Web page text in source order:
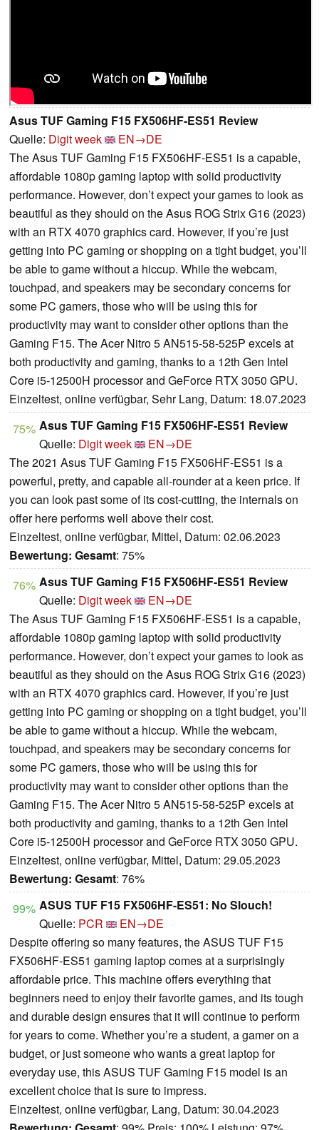
Asus TUF Gaming F15 FX506HF-ES51 Review
Quelle: Digit week
EN→DE
The Asus TUF Gaming F15 FX506HF-ES51 is a capable,
affordable 1080p gaming laptop with solid productivity
performance. However, don’t expect your games to look as
beautiful as they should on the Asus ROG Strix G16 (2023)
with an RTX 4070 graphics card. However, if you’re just
getting into PC gaming or shopping on a tight budget, you’ll
be able to game without a hiccup. While the webcam,
touchpad, and speakers may be secondary concerns for
some PC gamers, those who will be using this for
productivity may want to consider other options than the
Gaming F15. The Acer Nitro 5 AN515-58-525P excels at
both productivity and gaming, thanks to a 12th Gen Intel
Core i5-12500H processor and GeForce RTX 3050 GPU.
Einzeltest, online verfügbar, Sehr Lang, Datum: 18.07.2023
75% Asus TUF Gaming F15 FX506HF-ES51 Review
Quelle: Digit week
EN→DE
The 2021 Asus TUF Gaming F15 FX506HF-ES51 is a
powerful, pretty, and capable all-rounder at a keen price. If
you can look past some of its cost-cutting, the internals on
offer here performs well above their cost.
Einzeltest, online verfügbar, Mittel, Datum: 02.06.2023
Bewertung: Gesamt: 75%
76% Asus TUF Gaming F15 FX506HF-ES51 Review
Quelle: Digit week
EN→DE
The Asus TUF Gaming F15 FX506HF-ES51 is a capable,
affordable 1080p gaming laptop with solid productivity
performance. However, don’t expect your games to look as
beautiful as they should on the Asus ROG Strix G16 (2023)
with an RTX 4070 graphics card. However, if you’re just
getting into PC gaming or shopping on a tight budget, you’ll
be able to game without a hiccup. While the webcam,
touchpad, and speakers may be secondary concerns for
some PC gamers, those who will be using this for
productivity may want to consider other options than the
Gaming F15. The Acer Nitro 5 AN515-58-525P excels at
both productivity and gaming, thanks to a 12th Gen Intel
Core i5-12500H processor and GeForce RTX 3050 GPU.
Einzeltest, online verfügbar, Mittel, Datum: 29.05.2023
Bewertung: Gesamt: 76%
99% ASUS TUF F15 FX506HF-ES51: No Slouch!
Quelle: PCR
EN→DE
Despite offering so many features, the ASUS TUF F15
FX506HF-ES51 gaming laptop comes at a surprisingly
affordable price. This machine offers everything that
beginners need to enjoy their favorite games, and its tough
and durable design ensures that it will continue to perform
for years to come. Whether you’re a student, a gamer on a
budget, or just someone who wants a great laptop for
everyday use, this ASUS TUF Gaming F15 model is an
excellent choice that is sure to impress.
Einzeltest, online verfügbar, Lang, Datum: 30.04.2023